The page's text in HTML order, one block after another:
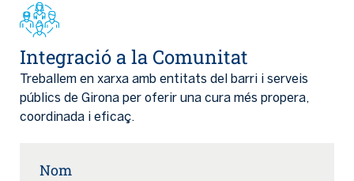
Integració a la Comunitat
Treballem en xarxa amb entitats del barri i serveis
públics de Girona per oferir una cura més propera,
coordinada i eficaç.
Nom